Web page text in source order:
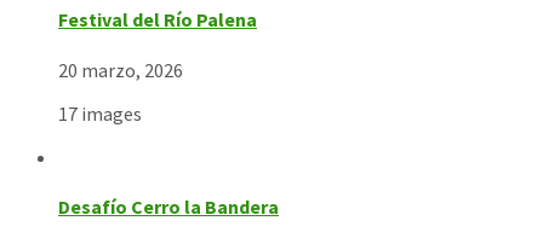
Festival del Río Palena
20 marzo, 2026
17 images
Desafío Cerro la Bandera